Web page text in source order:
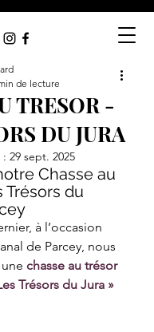
TRESOR -
DU JURA
de lecture
: 29 sept. 2025
Chasse au
Trésors du
à l’occasion
de Parcey, nous
chasse au trésor
Trésors du Jura »